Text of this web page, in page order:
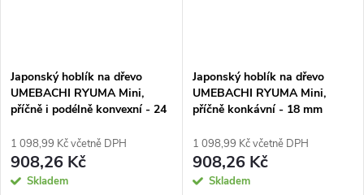
Japonský hoblík na dřevo
UMEBACHI RYUMA Mini,
příčně i podélně konvexní - 24
1 098,99 Kč včetně DPH
908,26 Kč
Skladem
Japonský hoblík na dřevo
UMEBACHI RYUMA Mini,
příčně konkávní - 18 mm
1 098,99 Kč včetně DPH
908,26 Kč
Skladem